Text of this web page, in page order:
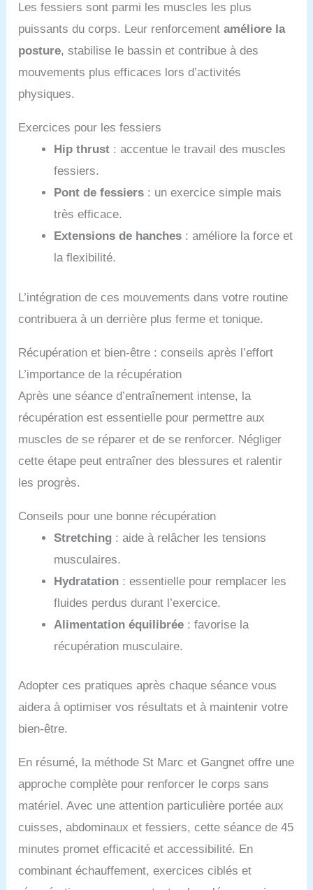
Les fessiers sont parmi les muscles les plus
puissants du corps. Leur renforcementaméliore la
posture, stabilise le bassin et contribue à des
mouvements plus efficaces lors d’activités
physiques.
Exercices pour les fessiers
Hip thrust : accentue le travail des muscles
fessiers.
Pont de fessiers : un exercice simple mais
très efficace.
Extensions de hanches : améliore la force et
la flexibilité.
L’intégration de ces mouvements dans votre routine
contribuera à un derrière plus ferme et tonique.
Récupération et bien-être : conseils après l’effort
L’importance de la récupération
Après une séance d’entraînement intense, la
récupération est essentielle pour permettre aux
muscles de se réparer et de se renforcer. Négliger
cette étape peut entraîner des blessures et ralentir
les progrès.
Conseils pour une bonne récupération
Stretching : aide à relâcher les tensions
musculaires.
Hydratation : essentielle pour remplacer les
fluides perdus durant l’exercice.
Alimentation équilibrée : favorise la
récupération musculaire.
Adopter ces pratiques après chaque séance vous
aidera à optimiser vos résultats et à maintenir votre
bien-être.
En résumé, la méthode St Marc et Gangnet offre une
approche complète pour renforcer le corps sans
matériel. Avec une attention particulière portée aux
cuisses, abdominaux et fessiers, cette séance de 45
minutes promet efficacité et accessibilité. En
combinant échauffement, exercices ciblés et